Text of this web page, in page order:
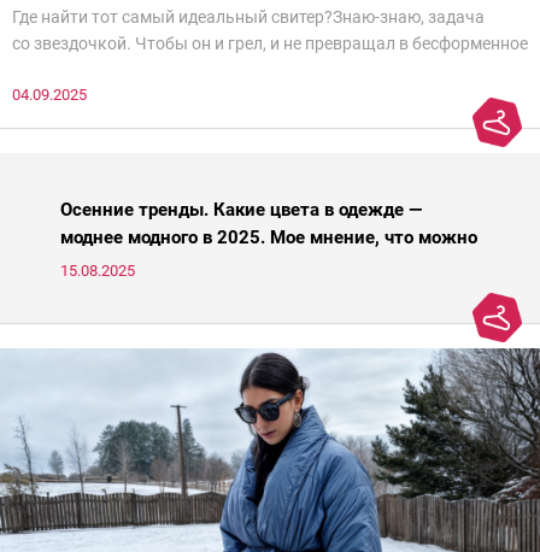
Где найти тот самый идеальный свитер?Знаю-знаю, задача
со звездочкой. Чтобы он и грел, и не превращал в бесформенное
паники.
04.09.2025
Осенние тренды. Какие цвета в одежде —
моднее модного в 2025. Мое мнение, что можно
носить, а что нет
15.08.2025